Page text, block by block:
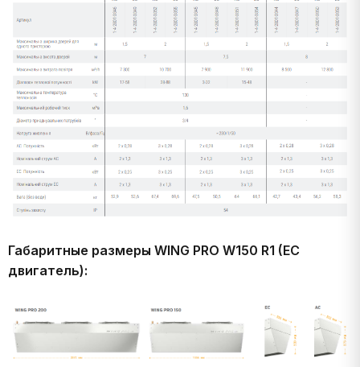
Габаритные размеры WING PRO W150 R1 (EC
двигатель):